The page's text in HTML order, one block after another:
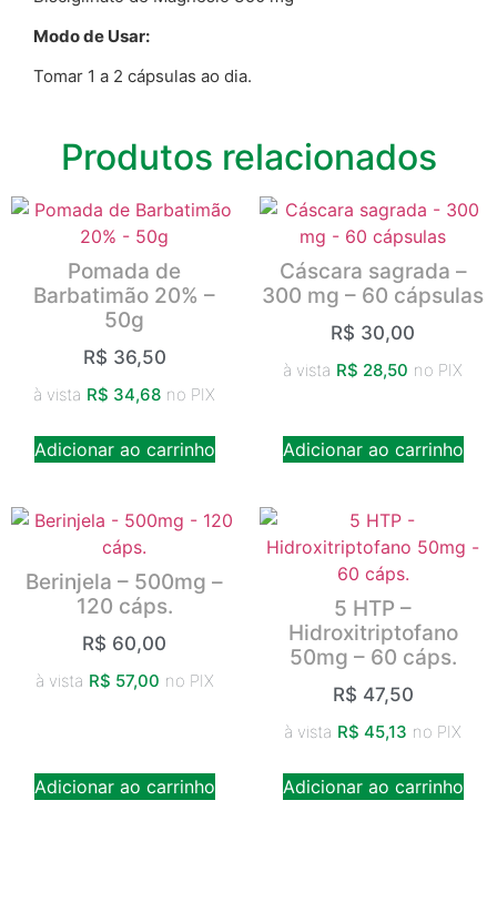
Modo de Usar:
Tomar 1 a 2 cápsulas ao dia.
Produtos relacionados
Pomada de
Barbatimão 20% –
50g
R$ 36,50
à vista R$ 34,68 no PIX
Adicionar ao carrinho
Cáscara sagrada –
300 mg – 60 cápsulas
R$ 30,00
à vista R$ 28,50 no PIX
Adicionar ao carrinho
Berinjela – 500mg –
120 cáps.
R$ 60,00
à vista R$ 57,00 no PIX
Adicionar ao carrinho
5 HTP –
Hidroxitriptofano
50mg – 60 cáps.
R$ 47,50
à vista R$ 45,13 no PIX
Adicionar ao carrinho